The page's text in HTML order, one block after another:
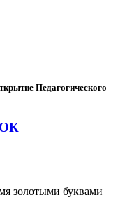
Педагогического
золотыми буквами